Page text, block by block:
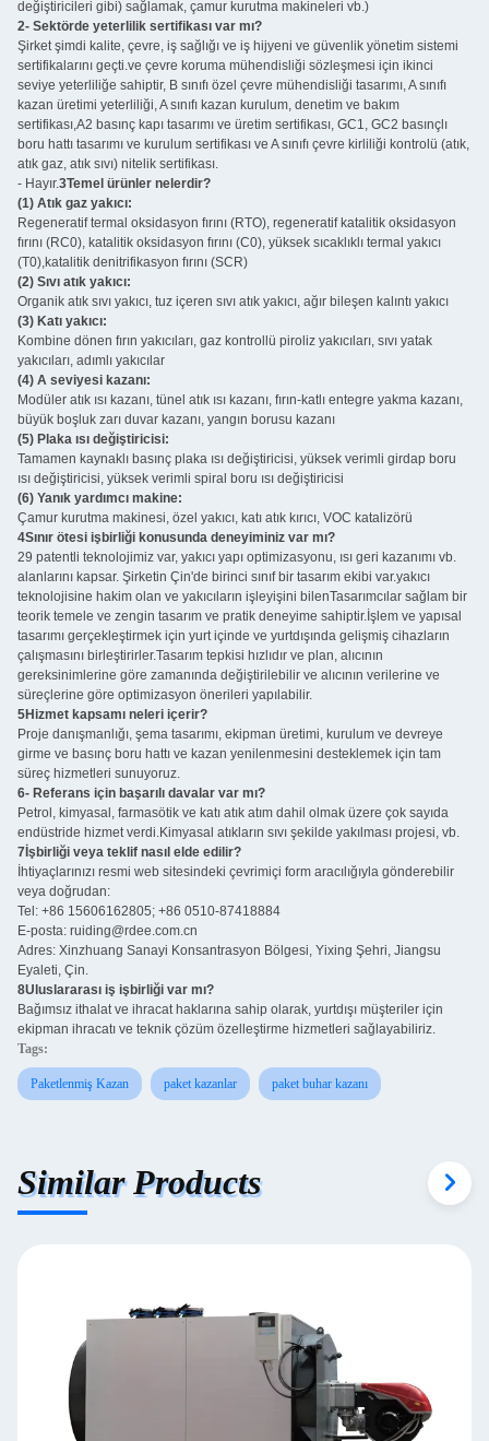
değiştiricileri gibi) sağlamak, çamur kurutma makineleri vb.)
2- Sektörde yeterlilik sertifikası var mı?
Şirket şimdi kalite, çevre, iş sağlığı ve iş hijyeni ve güvenlik yönetim sistemi
sertifikalarını geçti.ve çevre koruma mühendisliği sözleşmesi için ikinci
seviye yeterliliğe sahiptir, B sınıfı özel çevre mühendisliği tasarımı, A sınıfı
kazan üretimi yeterliliği, A sınıfı kazan kurulum, denetim ve bakım
sertifikası,A2 basınç kapı tasarımı ve üretim sertifikası, GC1, GC2 basınçlı
boru hattı tasarımı ve kurulum sertifikası ve A sınıfı çevre kirliliği kontrolü (atık,
atık gaz, atık sıvı) nitelik sertifikası.
- Hayır.3Temel ürünler nelerdir?
(1) Atık gaz yakıcı:
Regeneratif termal oksidasyon fırını (RTO), regeneratif katalitik oksidasyon
fırını (RC0), katalitik oksidasyon fırını (C0), yüksek sıcaklıklı termal yakıcı
(T0),katalitik denitrifikasyon fırını (SCR)
(2) Sıvı atık yakıcı:
Organik atık sıvı yakıcı, tuz içeren sıvı atık yakıcı, ağır bileşen kalıntı yakıcı
(3) Katı yakıcı:
Kombine dönen fırın yakıcıları, gaz kontrollü piroliz yakıcıları, sıvı yatak
yakıcıları, adımlı yakıcılar
(4) A seviyesi kazanı:
Modüler atık ısı kazanı, tünel atık ısı kazanı, fırın-katlı entegre yakma kazanı,
büyük boşluk zarı duvar kazanı, yangın borusu kazanı
(5) Plaka ısı değiştiricisi:
Tamamen kaynaklı basınç plaka ısı değiştiricisi, yüksek verimli girdap boru
ısı değiştiricisi, yüksek verimli spiral boru ısı değiştiricisi
(6) Yanık yardımcı makine:
Çamur kurutma makinesi, özel yakıcı, katı atık kırıcı, VOC katalizörü
4Sınır ötesi işbirliği konusunda deneyiminiz var mı?
29 patentli teknolojimiz var, yakıcı yapı optimizasyonu, ısı geri kazanımı vb.
alanlarını kapsar. Şirketin Çin'de birinci sınıf bir tasarım ekibi var.yakıcı
teknolojisine hakim olan ve yakıcıların işleyişini bilenTasarımcılar sağlam bir
teorik temele ve zengin tasarım ve pratik deneyime sahiptir.İşlem ve yapısal
tasarımı gerçekleştirmek için yurt içinde ve yurtdışında gelişmiş cihazların
çalışmasını birleştirirler.Tasarım tepkisi hızlıdır ve plan, alıcının
gereksinimlerine göre zamanında değiştirilebilir ve alıcının verilerine ve
süreçlerine göre optimizasyon önerileri yapılabilir.
5Hizmet kapsamı neleri içerir?
Proje danışmanlığı, şema tasarımı, ekipman üretimi, kurulum ve devreye
girme ve basınç boru hattı ve kazan yenilenmesini desteklemek için tam
süreç hizmetleri sunuyoruz.
6- Referans için başarılı davalar var mı?
Petrol, kimyasal, farmasötik ve katı atık atım dahil olmak üzere çok sayıda
endüstride hizmet verdi.Kimyasal atıkların sıvı şekilde yakılması projesi, vb.
7İşbirliği veya teklif nasıl elde edilir?
İhtiyaçlarınızı resmi web sitesindeki çevrimiçi form aracılığıyla gönderebilir
veya doğrudan:
Tel: +86 15606162805; +86 0510-87418884
E-posta: ruiding@rdee.com.cn
Adres: Xinzhuang Sanayi Konsantrasyon Bölgesi, Yixing Şehri, Jiangsu
Eyaleti, Çin.
8Uluslararası iş işbirliği var mı?
Bağımsız ithalat ve ihracat haklarına sahip olarak, yurtdışı müşteriler için
ekipman ihracatı ve teknik çözüm özelleştirme hizmetleri sağlayabiliriz.
Tags:
Paketlenmiş Kazan paket kazanlar paket buhar kazanı
Similar Products